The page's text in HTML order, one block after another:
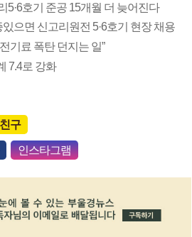
5·6호기 준공 15개월 더 늦어진다
으면 신고리원전 5·6호기 현장 채용
기료 폭탄 던지는 일”
7.4로 강화
구
인스타그램